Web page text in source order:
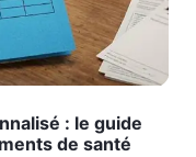
: le guide
de santé